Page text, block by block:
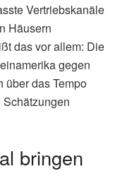
Vertriebskanäle
Häusern
das vor allem: Die
gegen
über das Tempo
bringen